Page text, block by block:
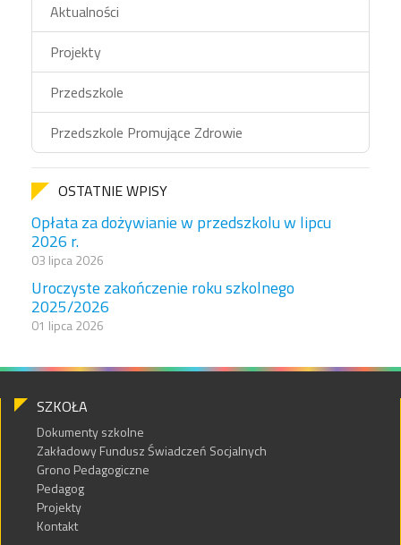
Aktualności
Projekty
Przedszkole
Przedszkole Promujące Zdrowie
OSTATNIE WPISY
Opłata za dożywianie w przedszkolu w lipcu
2026 r.
03 lipca 2026
Uroczyste zakończenie roku szkolnego
2025/2026
01 lipca 2026
SZKOŁA
Dokumenty szkolne
Zakładowy Fundusz Świadczeń Socjalnych
Grono Pedagogiczne
Pedagog
Projekty
Kontakt